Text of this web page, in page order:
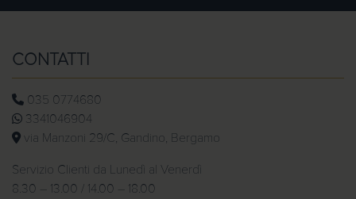
CONTATTI
035 0774680
3341046904
via Manzoni 29/C, Gandino, Bergamo
Servizio Clienti da Lunedì al Venerdì
8.30 – 13.00 / 14.00 – 18.00